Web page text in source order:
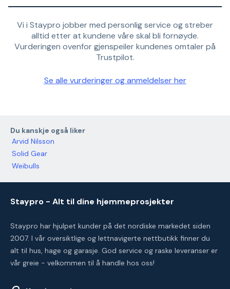
Vi i Staypro jobber med personlig service og streber
alltid etter at kundene våre skal bli fornøyde.
Vurderingen ovenfor gjenspeiler kundenes omtaler på
Trustpilot.
Se alle vurderinger og anmeldelser her
Du kanskje også liker
Arvid Nilsson
Solid Gear
Weibulls
Staypro - Alt til dine hjemmeprosjekter
Staypro har hjulpet kunder på det nordiske markedet siden
2007. I vår oversiktlige og lettnavigerte nettbutikk finner du
alt til hus, hage og garasje. God service og raske leveranser er
vår greie - velkommen til å handle hos oss!